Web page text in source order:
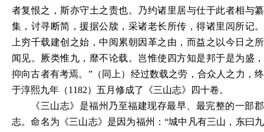
者复恨之，斯亦守土之责也。乃约诸里居与仕于此者相与纂
集，讨寻断简，援据公牍，采诸老长所传，得诸里闾所记。
上穷千载建创之始，中阅累朝因革之由，而益之以今日之所
闻见。厥类惟九，靡不论载。岂惟使四方知是邦于是为盛，
抑向古者有考焉。”（同上）经过数载之劳，合众人之力，终
于淳熙九年（1182）五月修成了《三山志》四十卷。
《三山志》是福州乃至福建现存最早、最完整的一部郡
志。命名为《三山志》是因为福州：“城中凡有三山，东曰九